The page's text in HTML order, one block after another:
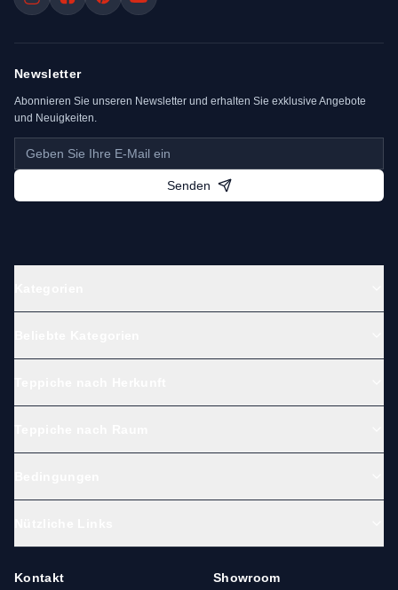
Newsletter
Abonnieren Sie unseren Newsletter und erhalten Sie exklusive Angebote
und Neuigkeiten.
Senden
Kontakt Showroom